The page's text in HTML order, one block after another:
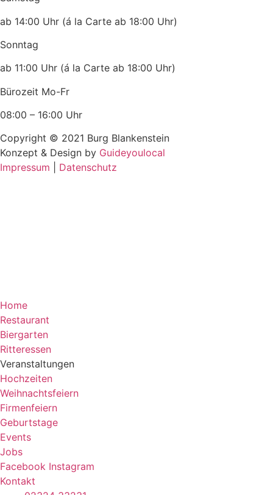
ab 14:00 Uhr (á la Carte ab 18:00 Uhr)
Sonntag
ab 11:00 Uhr (á la Carte ab 18:00 Uhr)
Bürozeit Mo-Fr
08:00 – 16:00 Uhr
Copyright © 2021 Burg Blankenstein
Konzept & Design by Guideyoulocal
Impressum
Datenschutz
Home
Restaurant
Biergarten
Ritteressen
Veranstaltungen
Hochzeiten
Weihnachtsfeiern
Firmenfeiern
Geburtstage
Events
Jobs
Facebook Instagram
Kontakt